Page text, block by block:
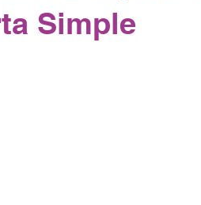
Simple